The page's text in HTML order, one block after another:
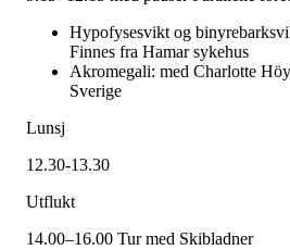
Hypofysesvikt og
Finnes fra Hamar sykehus
Akromegali: med Charlotte
Sverige
Lunsj
12.30-13.30
Utflukt
14.00–16.00 Tur med Skibladner